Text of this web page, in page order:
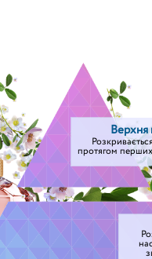
Верхня
протягом